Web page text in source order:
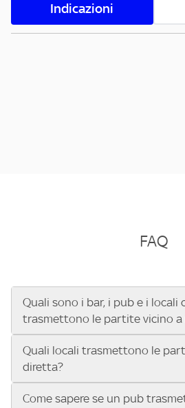
Indicazioni
FAQ
Quali sono i bar, i pub e i locali
trasmettono le partite vicino a
Se cerchi un bar, pub, ristorante o
vedere le partite di Serie A ENILIVE, la
UEFA Champions League, la UEFA
Conference League, il Tennis, la
Quali locali trasmettono le
diretta?
Vuoi sapere quali bar, pub o
Come sapere se un pub